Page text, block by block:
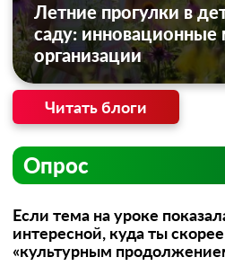
Летние прогулки в
саду:
организации
Читать блоги
Опрос
Если тема на уроке
интересной, куда ты
«культурным